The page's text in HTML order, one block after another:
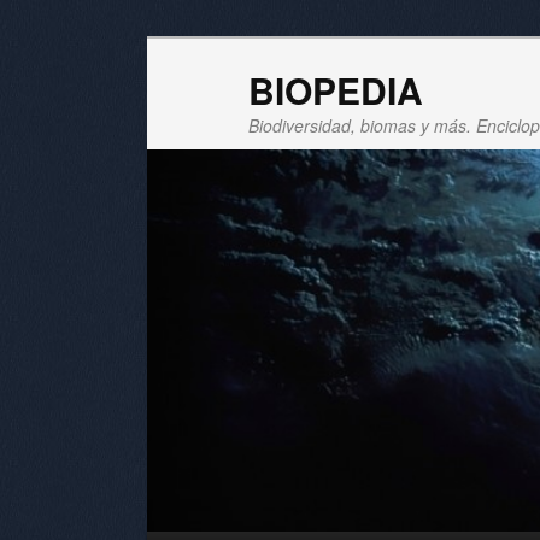
BIOPEDIA
Biodiversidad, biomas y más.